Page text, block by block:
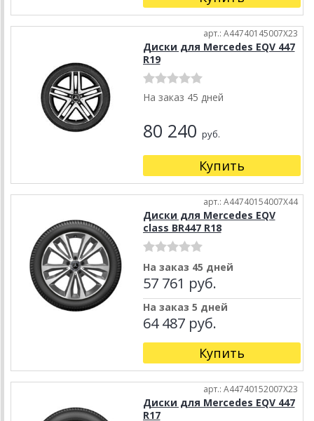
арт.: A44740145007X23
Диски для Mercedes EQV 447
R19
На заказ 45 дней
80 240 руб.
Купить
арт.: A44740154007X44
Диски для Mercedes EQV
class BR447 R18
На заказ 45 дней
57 761 руб.
На заказ 5 дней
64 487 руб.
Купить
арт.: A44740152007X23
Диски для Mercedes EQV 447
R17